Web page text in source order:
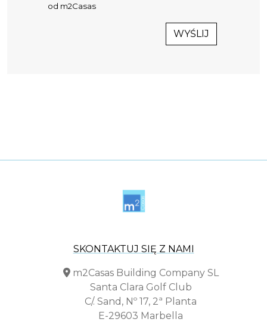
od m2Casas
WYŚLIJ
SKONTAKTUJ SIĘ Z NAMI
m2Casas Building Company SL
Santa Clara Golf Club
C/. Sand, Nº 17, 2ª Planta
E-29603 Marbella